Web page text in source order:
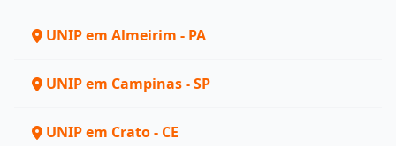
UNIP em Almeirim - PA
UNIP em Campinas - SP
UNIP em Crato - CE